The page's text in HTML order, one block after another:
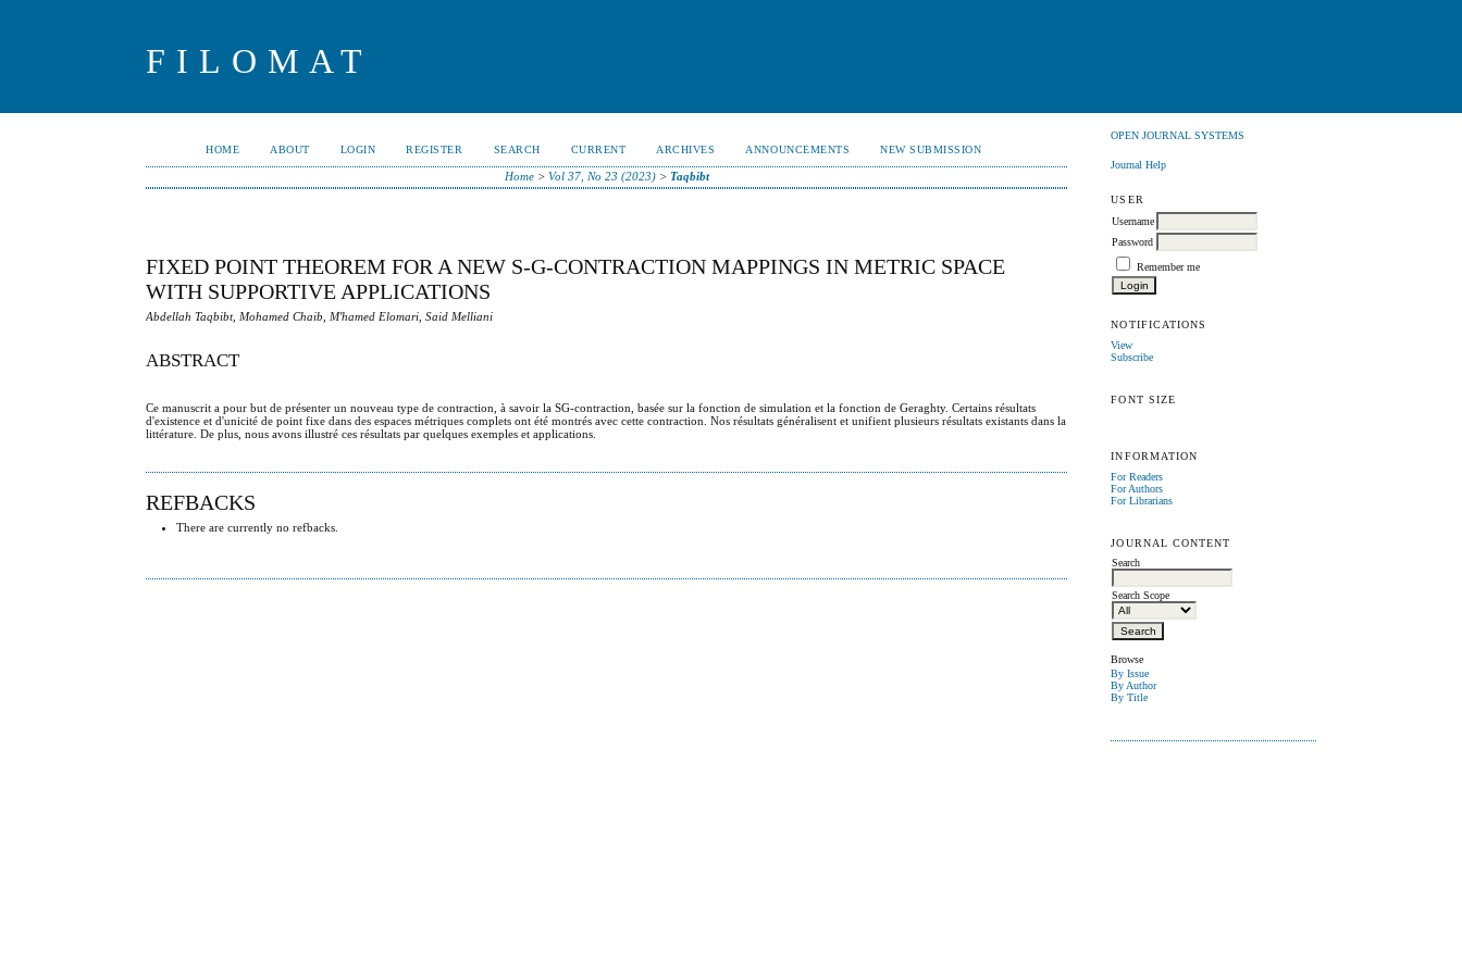
FILOMAT
OPEN JOURNAL SYSTEMS
Journal Help
USER
Username
Password
Remember me
NOTIFICATIONS
View
Subscribe
FONT SIZE
INFORMATION
For Readers
For Authors
For Librarians
JOURNAL CONTENT
Search
Search Scope
Browse
By Issue
By Author
By Title
HOME ABOUT LOGIN REGISTER SEARCH CURRENT ARCHIVES ANNOUNCEMENTS NEW SUBMISSION
Home> Vol 37, No 23 (2023)> Taqbibt
FIXED POINT THEOREM FOR A NEW S-G-CONTRACTION MAPPINGS IN METRIC SPACE
WITH SUPPORTIVE APPLICATIONS
Abdellah Taqbibt, Mohamed Chaib, M'hamed Elomari, Said Melliani
ABSTRACT
Ce manuscrit a pour but de présenter un nouveau type de contraction, à savoir la SG-contraction, basée sur la fonction de simulation et la fonction de Geraghty. Certains résultats
d'existence et d'unicité de point fixe dans des espaces métriques complets ont été montrés avec cette contraction. Nos résultats généralisent et unifient plusieurs résultats existants dans la
littérature. De plus, nous avons illustré ces résultats par quelques exemples et applications.
REFBACKS
There are currently no refbacks.